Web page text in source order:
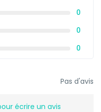
0
0
0
Pas d'avis
écrire un avis